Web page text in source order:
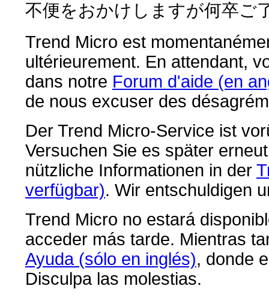
不便をおかけしますが何卒ご
Trend Micro est
ultérieurement. En attendant,
dans notre Forum d'aide (en
de nous excuser des
Der Trend Micro-Service ist
Versuchen Sie es später
nützliche Informationen in der
verfügbar). Wir entschuldigen
Trend Micro no estará
acceder más tarde. Mientras
Ayuda (sólo en inglés), donde
Disculpa las molestias.